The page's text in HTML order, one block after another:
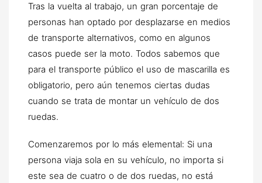
Tras la vuelta al trabajo, un gran porcentaje de
personas han optado por desplazarse en medios
de transporte alternativos, como en algunos
casos puede ser la moto. Todos sabemos que
para el transporte público el uso de mascarilla es
obligatorio, pero aún tenemos ciertas dudas
cuando se trata de montar un vehículo de dos
ruedas.
Comenzaremos por lo más elemental: Si una
persona viaja sola en su vehículo, no importa si
este sea de cuatro o de dos ruedas, no está